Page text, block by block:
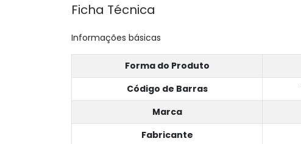
Ficha Técnica
Informações básicas
Forma do Produto
Código de Barras
Marca
Fabricante